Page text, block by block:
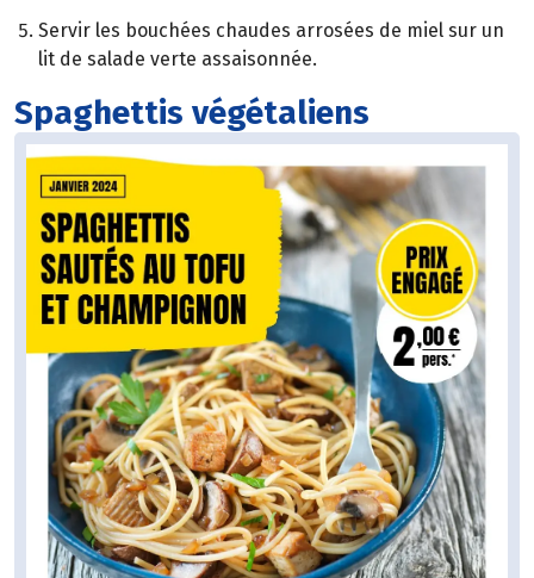
Servir les bouchées chaudes arrosées de miel sur un
lit de salade verte assaisonnée.
Spaghettis végétaliens